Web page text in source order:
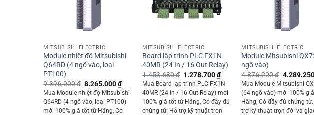
MITSUBISHI ELECTRIC
Module nhiệt độ Mitsubishi
Q64RD (4 ngõ vào, loại
PT100)
9.396.000₫ Original
price
was:
9.396.000 ₫.
8.265.000₫Current
price
is:
8.265.000 ₫.
Mua Module nhiệt độ Mitsubishi
Q64RD (4 ngõ vào, loại PT100)
mới 100% giá tốt từ Hãng, Có
MITSUBISHI ELECTRIC
Board lập trình PLC FX1N-
40MR (24 In / 16 Out Relay)
1.453.680₫ Original
price
was:
1.453.680 ₫.
1.278.700₫Current
price
is:
1.278.700 ₫.
Mua Board lập trình PLC FX1N-
40MR (24 In / 16 Out Relay) mới
100% giá tốt từ Hãng, Có đầy đủ
chứng từ. Hỗ trợ kỹ thuật trọn
MITSUBISHI ELECTRIC
Module Mitsubishi
ngõ vào)
4.876.200₫ Original
price
was:
4.289.250
Mua Module Mitsubishi
(64 ngõ vào) mới 100%
Hãng, Có đầy đủ chứng
trợ kỹ thuật trọn đời và